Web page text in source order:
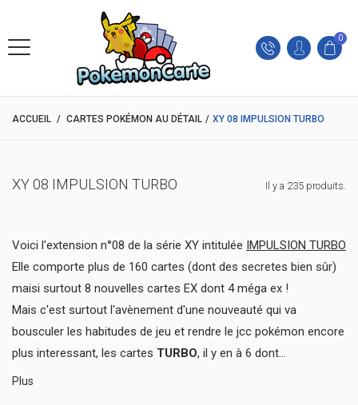
0
ACCUEIL / CARTES POKÉMON AU DÉTAIL / XY 08 IMPULSION TURBO
XY 08 IMPULSION TURBO Il y a 235 produits.
Voici l'extension n°08 de la série XY intitulée IMPULSION TURBO
Elle comporte plus de 160 cartes (dont des secretes bien sûr)
maisi surtout 8 nouvelles cartes EX dont 4 méga ex !
Mais c'est surtout l'avènement d'une nouveauté qui va
bousculer les habitudes de jeu et rendre le jcc pokémon encore
plus interessant, les cartes TURBO, il y en à 6 dont...
Plus